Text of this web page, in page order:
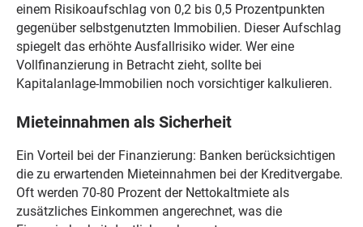
einem Risikoaufschlag von 0,2 bis 0,5 Prozentpunkten
gegenüber selbstgenutzten Immobilien. Dieser Aufschlag
spiegelt das erhöhte Ausfallrisiko wider. Wer eine
Vollfinanzierung in Betracht zieht, sollte bei
Kapitalanlage-Immobilien noch vorsichtiger kalkulieren.
Mieteinnahmen als Sicherheit
Ein Vorteil bei der Finanzierung: Banken berücksichtigen
die zu erwartenden Mieteinnahmen bei der Kreditvergabe.
Oft werden 70-80 Prozent der Nettokaltmiete als
zusätzliches Einkommen angerechnet, was die